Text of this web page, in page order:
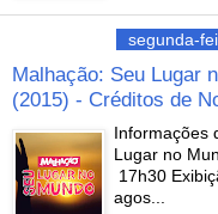
segunda-
Malhação: Seu Lugar
(2015) - Créditos de
Informações
Lugar no
17h30
agos...